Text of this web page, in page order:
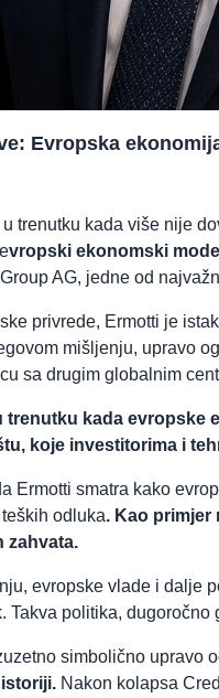
Evropska
trenutku kada više nije
vropski ekonomski
AG, jedne od
privrede, Ermotti je
mišljenju, upravo
sa drugim globalnim
trenutku kada
koje investitorima i
Ermotti smatra kako
odluka. Kao
zahvata.
evropske vlade i dalje
Takva politika,
simbolično upravo
Nakon kolapsa